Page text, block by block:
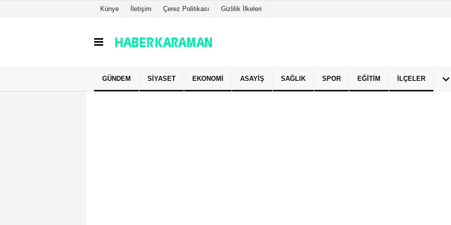
Künye İletişim Çerez Politikası Gizlilik İlkeleri
GÜNDEM SIYASET EKONOMI ASAYIŞ SAĞLIK SPOR EĞITIM İLÇELER